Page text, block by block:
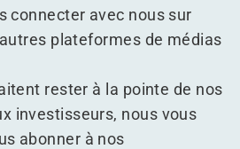
connecter avec nous sur
plateformes de médias
rester à la pointe de nos
investisseurs, nous vous
abonner à nos